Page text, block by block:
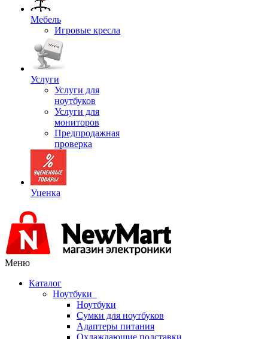
Мебель
Игровые кресла
Услуги
Услуги для
ноутбуков
Услуги для
мониторов
Предпродажная
проверка
Уценка
Меню
Каталог
Ноутбуки
Ноутбуки
Сумки для ноутбуков
Адаптеры питания
Охлаждающие подставки